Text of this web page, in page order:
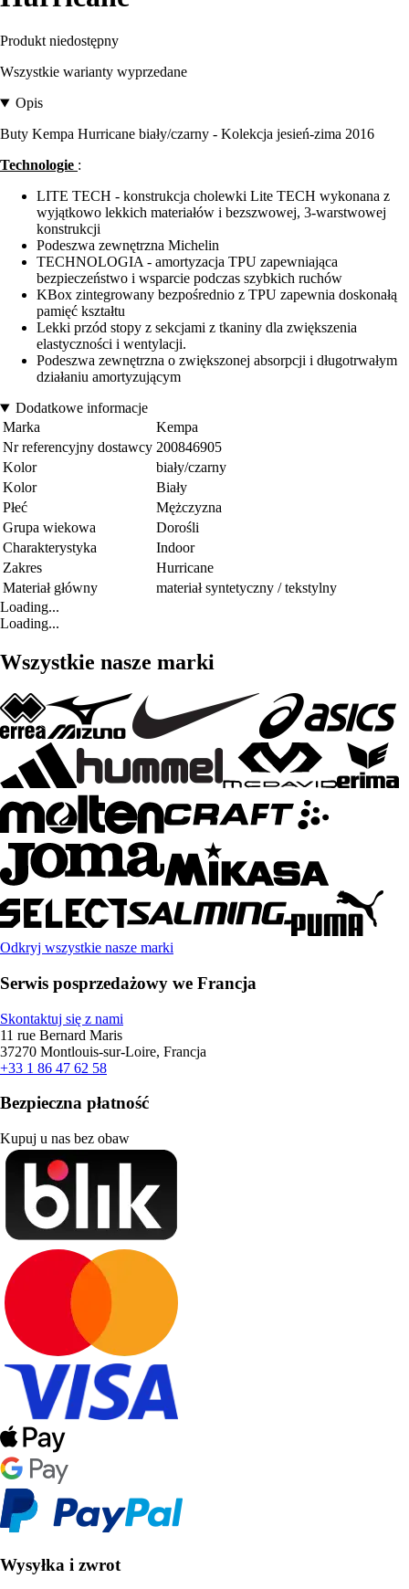
Produkt niedostępny
Wszystkie warianty wyprzedane
Opis
Buty Kempa Hurricane biały/czarny - Kolekcja jesień-zima 2016
Technologie :
LITE TECH - konstrukcja cholewki Lite TECH wykonana z
wyjątkowo lekkich materiałów i bezszwowej, 3-warstwowej
konstrukcji
Podeszwa zewnętrzna Michelin
TECHNOLOGIA - amortyzacja TPU zapewniająca
bezpieczeństwo i wsparcie podczas szybkich ruchów
KBox zintegrowany bezpośrednio z TPU zapewnia doskonałą
pamięć kształtu
Lekki przód stopy z sekcjami z tkaniny dla zwiększenia
elastyczności i wentylacji.
Podeszwa zewnętrzna o zwiększonej absorpcji i długotrwałym
działaniu amortyzującym
Dodatkowe informacje
Marka
Kempa
Nr referencyjny dostawcy 200846905
Kolor
biały/czarny
Kolor
Biały
Płeć
Mężczyzna
Grupa wiekowa
Dorośli
Charakterystyka
Indoor
Zakres
Hurricane
Materiał główny
materiał syntetyczny / tekstylny
Loading...
Loading...
Wszystkie nasze marki
Odkryj wszystkie nasze marki
Serwis posprzedażowy we Francja
Skontaktuj się z nami
11 rue Bernard Maris
37270 Montlouis-sur-Loire, Francja
+33 1 86 47 62 58
Bezpieczna płatność
Kupuj u nas bez obaw
Wysyłka i zwrot